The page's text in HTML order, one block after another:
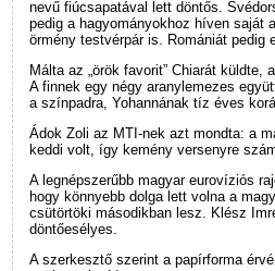
nevű fiúcsapatával lett döntős.
pedig a hagyományokhoz híven saját
örmény testvérpár is. Romániát pedig
Málta az „örök favorit” Chiarát
A finnek egy négy aranylemezes
a színpadra, Yohannának tíz éves
Ádok Zoli az MTI-nek azt mondta: a
keddi volt, így kemény versenyre
A legnépszerűbb magyar eurovíziós
hogy könnyebb dolga lett volna a
csütörtöki másodikban lesz. Klész
döntőesélyes.
A szerkesztő szerint a papírforma